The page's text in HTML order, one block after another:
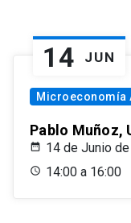
14 JUN
Microeconomía
Pablo Muñoz,
14 de Junio
14:00 a 16:00